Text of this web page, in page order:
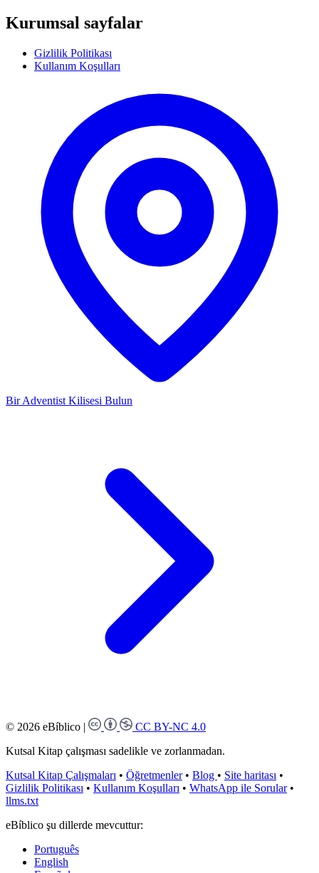
Kurumsal sayfalar
Gizlilik Politikası
Kullanım Koşulları
Bir Adventist Kilisesi Bulun
© 2026 eBíblico |
CC BY-NC 4.0
Kutsal Kitap çalışması sadelikle ve zorlanmadan.
Kutsal Kitap Çalışmaları • Öğretmenler • Blog • Site haritası •
Gizlilik Politikası • Kullanım Koşulları • WhatsApp ile Sorular •
llms.txt
eBíblico şu dillerde mevcuttur:
Português
English